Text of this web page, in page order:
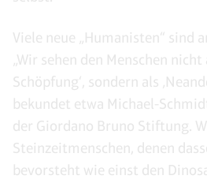
Viele neue „Humanisten“ sind
„Wir sehen den Menschen nicht
Schöpfung‘, sondern als
bekundet etwa Michael-
der Giordano Bruno Stiftung.
Steinzeitmenschen, denen
bevorsteht wie einst den